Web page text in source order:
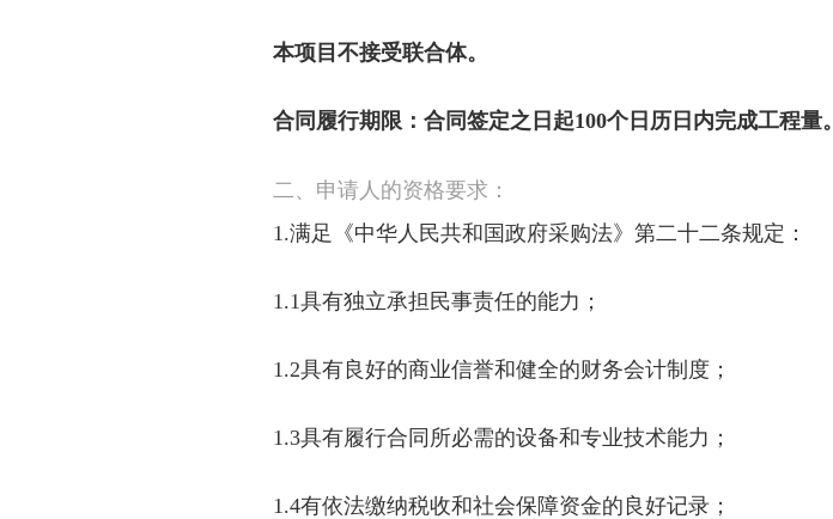
本项目不接受联合体。
合同履行期 限： 合同签定之日起100个日历日内完成工程量。
二、申请人的资格要求：
1.满足《中华人民共和国政府采购法》第二十二条规定：
1.1具有独立承担民事责任的能力；
1.2具有良好的商业信誉和健全的财务会计制度；
1.3具有履行合同所必需的设备和专业技术能力；
1.4有依法缴纳税收和社会保障资金的良好记录；